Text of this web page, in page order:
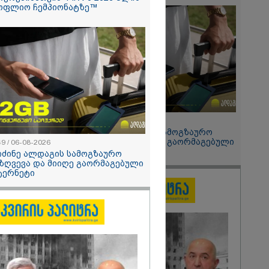
ბარამიძის
- ნიკა
ხალხი
ყაზახს,
არავინ
არაა" -
15:49 / 06-08-2026
შეიძინე ალდაგის სამოგზაურო
დაზღვევა და მიიღე გაორმაგებული
ინტერნეტი
ჩემპიონატზე™
/ 06-08-2026
ალდაგის სამოგზაურო
და მიიღე გაორმაგებული